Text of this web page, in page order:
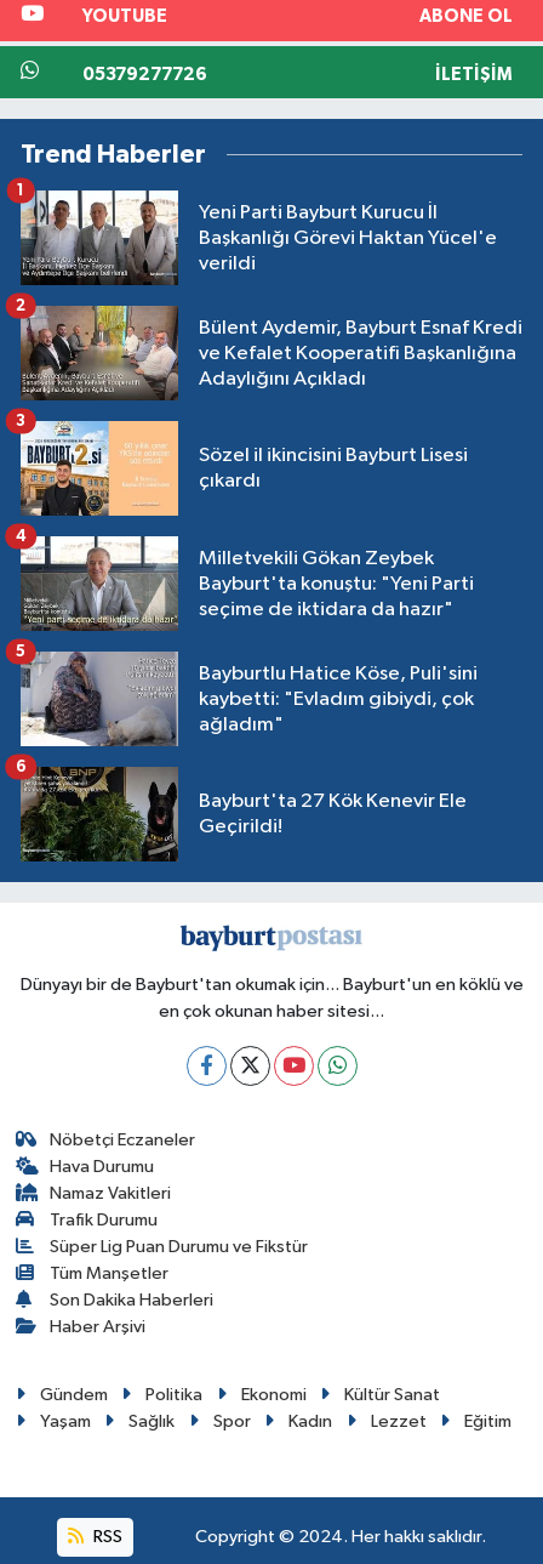
YOUTUBE ABONE OL
05379277726 İLETIŞIM
Trend Haberler
Yeni Parti Bayburt Kurucu İl
Başkanlığı Görevi Haktan Yücel'e
verildi
1
Bülent Aydemir, Bayburt Esnaf Kredi
ve Kefalet Kooperatifi Başkanlığına
Adaylığını Açıkladı
2
Sözel il ikincisini Bayburt Lisesi
çıkardı
3
Milletvekili Gökan Zeybek
Bayburt'ta konuştu: "Yeni Parti
seçime de iktidara da hazır"
4
Bayburtlu Hatice Köse, Puli'sini
kaybetti: "Evladım gibiydi, çok
ağladım"
5
Bayburt'ta 27 Kök Kenevir Ele
Geçirildi!
6
Dünyayı bir de Bayburt'tan okumak için... Bayburt'un en köklü ve
en çok okunan haber sitesi...
Nöbetçi Eczaneler
Hava Durumu
Namaz Vakitleri
Trafik Durumu
Süper Lig Puan Durumu ve Fikstür
Tüm Manşetler
Son Dakika Haberleri
Haber Arşivi
Gündem Politika Ekonomi
Kültür Sanat
Yaşam
Sağlık Spor Kadın Lezzet Eğitim
RSS Copyright © 2024. Her hakkı saklıdır.